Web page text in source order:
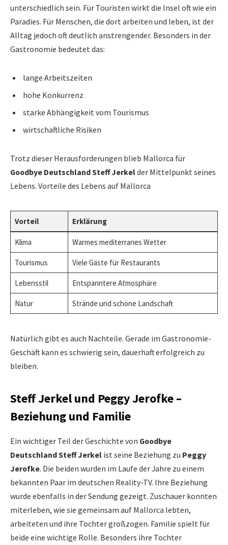
unterschiedlich sein. Für Touristen wirkt die Insel oft wie ein
Paradies. Für Menschen, die dort arbeiten und leben, ist der
Alltag jedoch oft deutlich anstrengender. Besonders in der
Gastronomie bedeutet das:
lange Arbeitszeiten
hohe Konkurrenz
starke Abhängigkeit vom Tourismus
wirtschaftliche Risiken
Trotz dieser Herausforderungen blieb Mallorca für
Goodbye Deutschland Steff Jerkelder Mittelpunkt seines
Lebens. Vorteile des Lebens auf Mallorca
Vorteil Erklärung
Klima Warmes mediterranes Wetter
Tourismus Viele Gäste für Restaurants
Lebensstil Entspanntere Atmosphäre
Natur Strände und schöne Landschaft
Natürlich gibt es auch Nachteile. Gerade im Gastronomie-
Geschäft kann es schwierig sein, dauerhaft erfolgreich zu
bleiben.
Steff Jerkel und Peggy Jerofke –
Beziehung und Familie
Ein wichtiger Teil der Geschichte von Goodbye
Deutschland Steff Jerkel ist seine Beziehung zu Peggy
Jerofke. Die beiden wurden im Laufe der Jahre zu einem
bekannten Paar im deutschen Reality-TV. Ihre Beziehung
wurde ebenfalls in der Sendung gezeigt. Zuschauer konnten
miterleben, wie sie gemeinsam auf Mallorca lebten,
arbeiteten und ihre Tochter großzogen. Familie spielt für
beide eine wichtige Rolle. Besonders ihre Tochter